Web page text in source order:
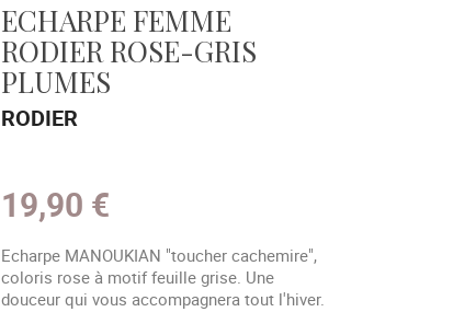
ECHARPE FEMME
RODIER ROSE-GRIS
PLUMES
RODIER
19,90 €
Echarpe MANOUKIAN "toucher cachemire",
coloris rose à motif feuille grise. Une
douceur qui vous accompagnera tout l'hiver.